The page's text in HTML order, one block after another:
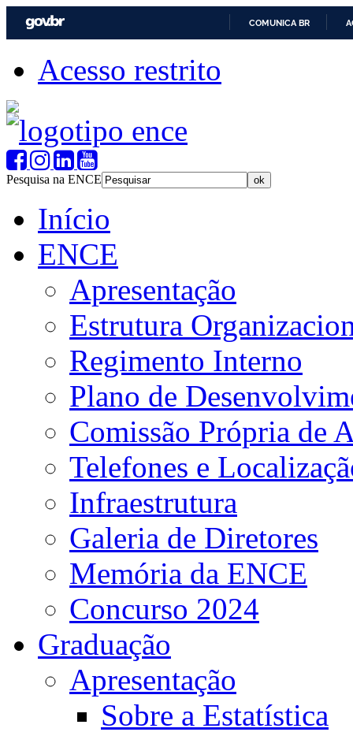
COMUNICA BR
Acesso restrito
Pesquisa na ENCE
Início
ENCE
Apresentação
Estrutura
Regimento Interno
Plano de
Comissão Própria de
Telefones e
Infraestrutura
Galeria de Diretores
Memória da ENCE
Concurso 2024
Graduação
Apresentação
Sobre a Estatística